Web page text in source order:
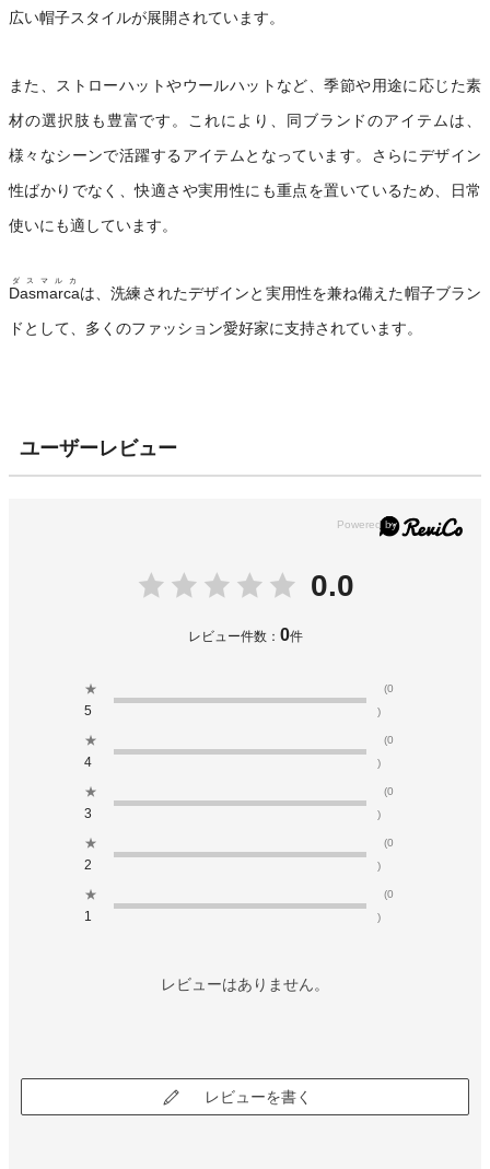
広い帽子スタイルが展開されています。
また、ストローハットやウールハットなど、季節や用途に応じた素
材の選択肢も豊富です。これにより、同ブランドのアイテムは、
様々なシーンで活躍するアイテムとなっています。さらにデザイン
性ばかりでなく、快適さや実用性にも重点を置いているため、日常
使いにも適しています。
Dasmarca
ダスマルカ
は、洗練されたデザインと実用性を兼ね備えた帽子ブラン
ドとして、多くのファッション愛好家に支持されています。
ユーザーレビュー
0.0
レビュー件数： 0件
★
5
(0
)
★
4
(0
)
★
3
(0
)
★
2
(0
)
★
1
(0
)
レビューはありません。
レビューを書く